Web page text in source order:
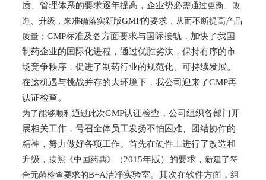
质、管理体系的要求逐年提高，企业势必需通过更新、改
造、升级，来准确落实新版GMP的要求 ，从而不断提高产品
质量；GMP标准及各方面要求与国际接轨 ， 加快了我国
制药企业的国际化进程，通过优胜劣汰，保持有序的市
场竞争秩序，促进了制药行业的规范化、可持续发展。
在这机遇与挑战并存的大环境下，我公司迎来了GMP再
认证检查。
为了能够顺利通过此次GMP认证检查，公司组织各部门开
展相关工作，号召全体员工发扬不怕困难、团结协作的
精神，努力做好各项工作。首先在硬件上进行了改造和
升级，按照《中国药典》（2015年版）的要求， 新建了符
合无菌检查要求的B+A洁净实验室。其次在软件方面，组